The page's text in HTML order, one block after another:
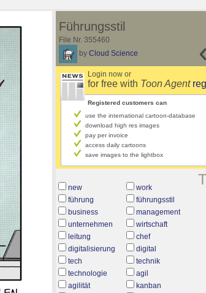
Führungsstil
File Nr. 355460
by Cloud Science
Login now or
for free with Toon Agent
Registered customers can
use the international cartoon-database
download high res images
pay per invoice
access daily cartoons
save images to the lightbox
new
work
führung
führungsstil
business
management
unternehmen
wirtschaft
leitung
chef
digitalisierung
digital
tech
technik
technologie
agil
agilität
kanban